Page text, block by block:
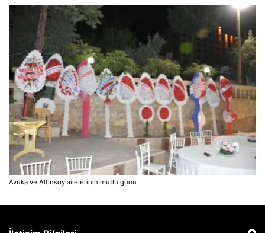
Avuka ve Altınsoy ailelerinin mutlu günü